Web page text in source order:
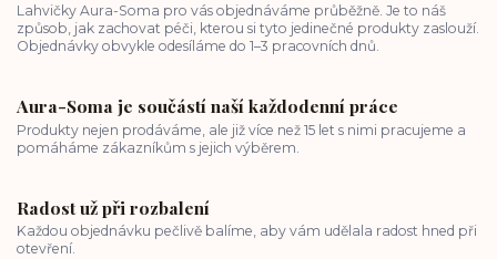
Lahvičky Aura-Soma pro vás objednáváme průběžně. Je to náš
způsob, jak zachovat péči, kterou si tyto jedinečné produkty zaslouží.
Objednávky obvykle odesíláme do 1–3 pracovních dnů.
Aura-Soma je součástí naší každodenní práce
Produkty nejen prodáváme, ale již více než 15 let s nimi pracujeme a
pomáháme zákazníkům s jejich výběrem.
Radost už při rozbalení
Každou objednávku pečlivě balíme, aby vám udělala radost hned při
otevření.